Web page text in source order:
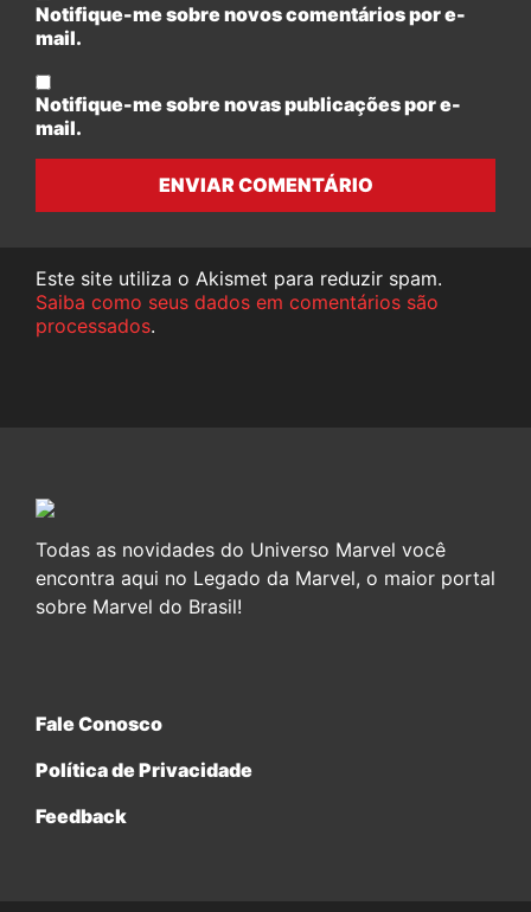
Notifique-me sobre novos comentários por e-
mail.
Notifique-me sobre novas publicações por e-
mail.
ENVIAR COMENTÁRIO
Este site utiliza o Akismet para reduzir spam.
Saiba como seus dados em comentários são
processados.
Todas as novidades do Universo Marvel você
encontra aqui no Legado da Marvel, o maior portal
sobre Marvel do Brasil!
Fale Conosco
Política de Privacidade
Feedback